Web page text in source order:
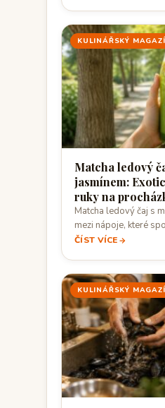
KULINÁŘSKÝ
Matcha ledový
jasmínem:
ruky na
Matcha ledový čaj s
mezi nápoje, které
ČÍST VÍCE
KULINÁŘSKÝ